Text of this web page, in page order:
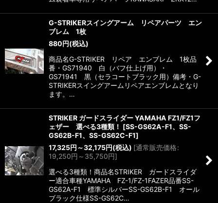
G-STRIKERスイングアーム リペアパーツ エン
ブレム 1枚
880 円(税込)
商品名G-STRIKER リペア エンブレム 1枚品
番・GS71940 白（バフ仕上げ用）・
GS71941 黒（セラコートブラック用）備考・G-
STRIKERスイングアームリペアエンブレムとなり
ます。…
STRIKER ガードスライダー YAMAHA FZ1/FZ1フ
ェザー 選べる3種類！ [SS-GS62A-F1、SS-
GS62B-F1、SS-GS62C-F1]
17,325円 ～32,175円(税込) [通常販売価格:
19,250円 ～35,750円]
選べる3種類！商品名STRIKER ガードスライダ
ー適合車種YAMAHA FZ-1/FZ-1FAZER品番SS-
GS62A-F1 標準シルバーSS-GS62B-F1 オール
ブラック仕様SS-GS62C…